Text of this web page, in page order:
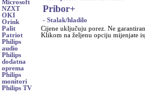
Microsoft
NZXT
OKI
Orink
Palit
Patriot
Philips
audio
Philips
dodatna
oprema
Philips
monitori
Philips TV
Pribor+
- Stalak/hladilo
Cijene uključuju porez. Ne
Klikom na željenu opciju mijenjate